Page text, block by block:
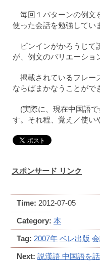
毎回１パターンの例文
使った会話を勉強してい
ピンインがかろうじて
が、例文のバリエーショ
掲載されているフレー
ならばまかなうことがで
(実際に、現在中国語
す。それ程、覚え／使い
スポンサード リンク
Time: 2012-07-05
Category: 本
Tag: 2007年 ベレ出版
Next: 説漢語 中国語を